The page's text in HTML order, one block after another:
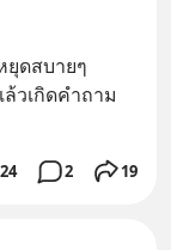
ยุดสบายๆ
วเกิดคำถาม
24 2 19